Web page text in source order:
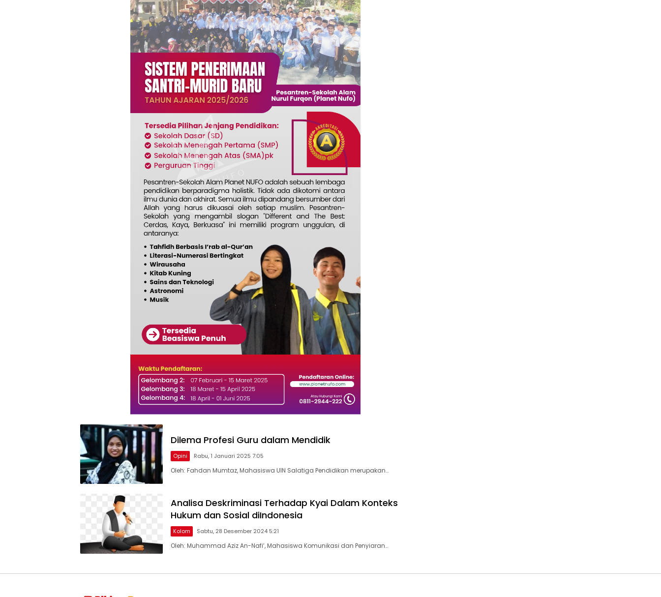
Dilema Profesi Guru dalam Mendidik
Opini Rabu, 1 Januari 2025 7:05
Oleh: Fahdan Mumtaz, Mahasiswa UIN Salatiga Pendidikan merupakan…
Analisa Deskriminasi Terhadap Kyai Dalam Konteks
Hukum dan Sosial diIndonesia
Kolom Sabtu, 28 Desember 2024 5:21
Oleh: Muhammad Aziz An-Nafi’, Mahasiswa Komunikasi dan Penyiaran…